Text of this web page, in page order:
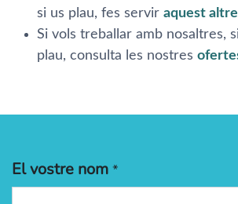
si us plau, fes servir aquest
Si vols treballar amb nosaltres,
plau, consulta les nostres
El vostre nom *